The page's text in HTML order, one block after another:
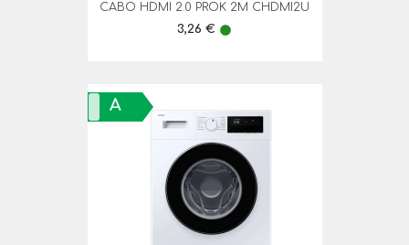
CABO HDMI 2.0 PROK 2M CHDMI2U
Preço
3,26 € lens
A